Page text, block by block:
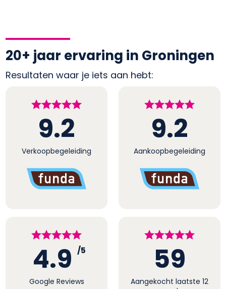
20+ jaar ervaring in Groningen
Resultaten waar je iets aan hebt:
9.2
Verkoopbegeleiding
9.2
Aankoopbegeleiding
4.9 /5
Google Reviews
59
Aangekocht laatste 12